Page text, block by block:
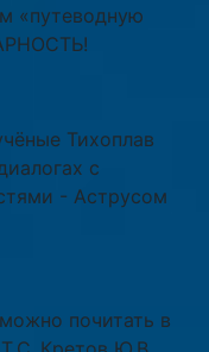
«путеводную
Тихоплав
с
- Аструсом
почитать в